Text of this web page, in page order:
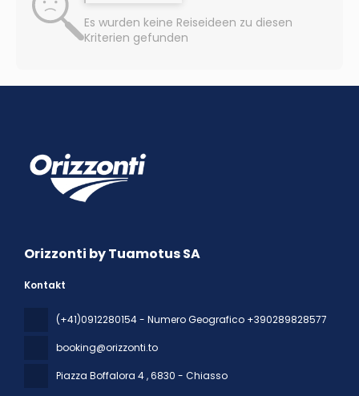
Es wurden keine Reiseideen zu diesen
Kriterien gefunden
Orizzonti by Tuamotus SA
Kontakt
(+41)0912280154 - Numero Geografico +390289828577
booking@orizzonti.to
Piazza Boffalora 4, 6830 - Chiasso